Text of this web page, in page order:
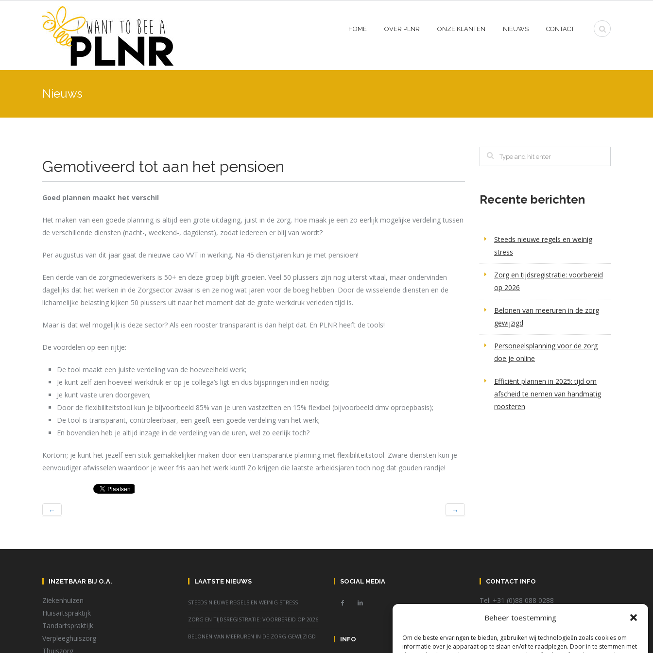
Beheer toestemming
Om de beste ervaringen te bieden, gebruiken wij technologieën zoals cookies om
informatie over je apparaat op te slaan en/of te raadplegen. Door in te stemmen met
HOME OVER PLNR ONZE KLANTEN NIEUWS CONTACT
Nieuws
Gemotiveerd tot aan het pensioen
Goed plannen maakt het verschil
Het maken van een goede planning is altijd een grote uitdaging, juist in de zorg. Hoe maak je een zo eerlijk mogelijke verdeling tussen
de verschillende diensten (nacht-, weekend-, dagdienst), zodat iedereen er blij van wordt?
Per augustus van dit jaar gaat de nieuwe cao VVT in werking. Na 45 dienstjaren kun je met pensioen!
Een derde van de zorgmedewerkers is 50+ en deze groep blijft groeien. Veel 50 plussers zijn nog uiterst vitaal, maar ondervinden
dagelijks dat het werken in de Zorgsector zwaar is en ze nog wat jaren voor de boeg hebben. Door de wisselende diensten en de
lichamelijke belasting kijken 50 plussers uit naar het moment dat de grote werkdruk verleden tijd is.
Maar is dat wel mogelijk is deze sector? Als een rooster transparant is dan helpt dat. En PLNR heeft de tools!
De voordelen op een rijtje:
De tool maakt een juiste verdeling van de hoeveelheid werk;
Je kunt zelf zien hoeveel werkdruk er op je collega’s ligt en dus bijspringen indien nodig;
Je kunt vaste uren doorgeven;
Door de flexibiliteitstool kun je bijvoorbeeld 85% van je uren vastzetten en 15% flexibel (bijvoorbeeld dmv oproepbasis);
De tool is transparant, controleerbaar, een geeft een goede verdeling van het werk;
En bovendien heb je altijd inzage in de verdeling van de uren, wel zo eerlijk toch?
Kortom; je kunt het jezelf een stuk gemakkelijker maken door een transparante planning met flexibiliteitstool. Zware diensten kun je
eenvoudiger afwisselen waardoor je weer fris aan het werk kunt! Zo krijgen die laatste arbeidsjaren toch nog dat gouden randje!
← →
Recente berichten
Steeds nieuwe regels en weinig
stress
Zorg en tijdsregistratie: voorbereid
op 2026
Belonen van meeruren in de zorg
gewijzigd
Personeelsplanning voor de zorg
doe je online
Efficiënt plannen in 2025: tijd om
afscheid te nemen van handmatig
roosteren
INZETBAAR BIJ O.A.
Ziekenhuizen
Huisartspraktijk
Tandartspraktijk
Verpleeghuiszorg
Thuiszorg
LAATSTE NIEUWS
STEEDS NIEUWE REGELS EN WEINIG STRESS
ZORG EN TIJDSREGISTRATIE: VOORBEREID OP 2026
BELONEN VAN MEERUREN IN DE ZORG GEWIJZIGD
SOCIAL MEDIA
INFO
CONTACT INFO
Tel: +31 (0)88 088 0288
@:info@plnr.nl
Adres: Wegalaan 38A